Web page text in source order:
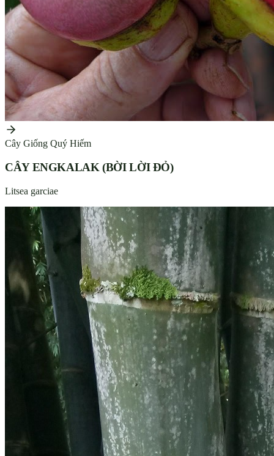
Cây Giống Quý Hiếm
CÂY ENGKALAK (BỜI LỜI ĐỎ)
Litsea garciae